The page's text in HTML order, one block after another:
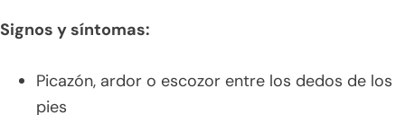
Signos y síntomas:
Picazón, ardor o escozor entre los dedos de los
pies